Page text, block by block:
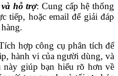
hỗ trợ: Cung cấp hệ thống
tiếp, hoặc email để giải đáp
hợp công cụ phân tích để
hành vi của người dùng, và
này giúp bạn hiểu rõ hơn về